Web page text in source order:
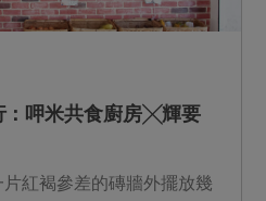
：呷米共食廚房╳輝要
紅褐參差的磚牆外擺放幾